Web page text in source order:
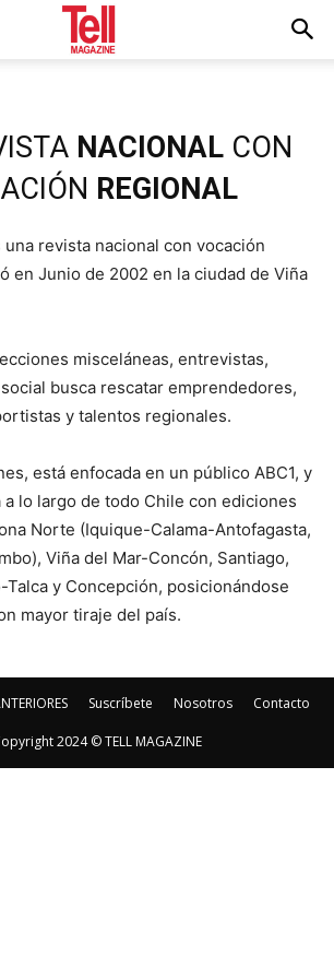
NACIONAL CON
REGIONAL
una revista nacional con vocación
en Junio de 2002 en la ciudad de Viña
misceláneas, entrevistas,
busca rescatar emprendedores,
y talentos regionales.
está enfocada en un público ABC1, y
lo largo de todo Chile con ediciones
Norte (Iquique-Calama-Antofagasta,
Viña del Mar-Concón, Santiago,
Talca y Concepción, posicionándose
mayor tiraje del país.
Suscríbete Nosotros Contacto
2024 © TELL MAGAZINE